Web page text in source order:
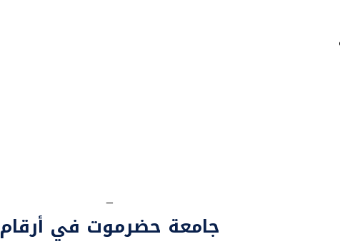
_
جامعة حضرموت في أرقام